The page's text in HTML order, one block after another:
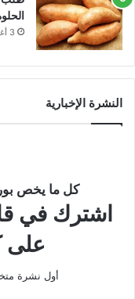
3 أغسطس، 2026
النشرة الإخبارية
كل ما يخص
اشترك في
على
أول نشرة